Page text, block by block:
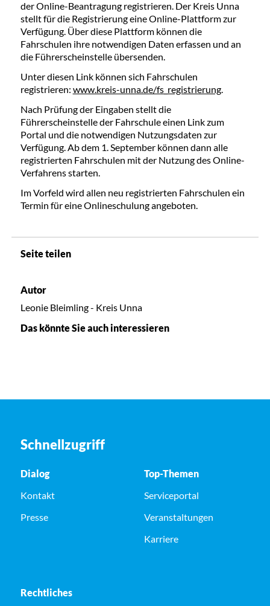
der Online-Beantragung registrieren. Der Kreis Unna
stellt für die Registrierung eine Online-Plattform zur
Verfügung. Über diese Plattform können die
Fahrschulen ihre notwendigen Daten erfassen und an
die Führerscheinstelle übersenden.
Unter diesen Link können sich Fahrschulen
registrieren: www.kreis-unna.de/fs_registrierung.
Nach Prüfung der Eingaben stellt die
Führerscheinstelle der Fahrschule einen Link zum
Portal und die notwendigen Nutzungsdaten zur
Verfügung. Ab dem 1. September können dann alle
registrierten Fahrschulen mit der Nutzung des Online-
Verfahrens starten.
Im Vorfeld wird allen neu registrierten Fahrschulen ein
Termin für eine Onlineschulung angeboten.
Seite teilen
Autor
Leonie Bleimling - Kreis Unna
Das könnte Sie auch interessieren
Schnellzugriff
Dialog
Kontakt
Presse
Top-Themen
Serviceportal
Veranstaltungen
Karriere
Rechtliches